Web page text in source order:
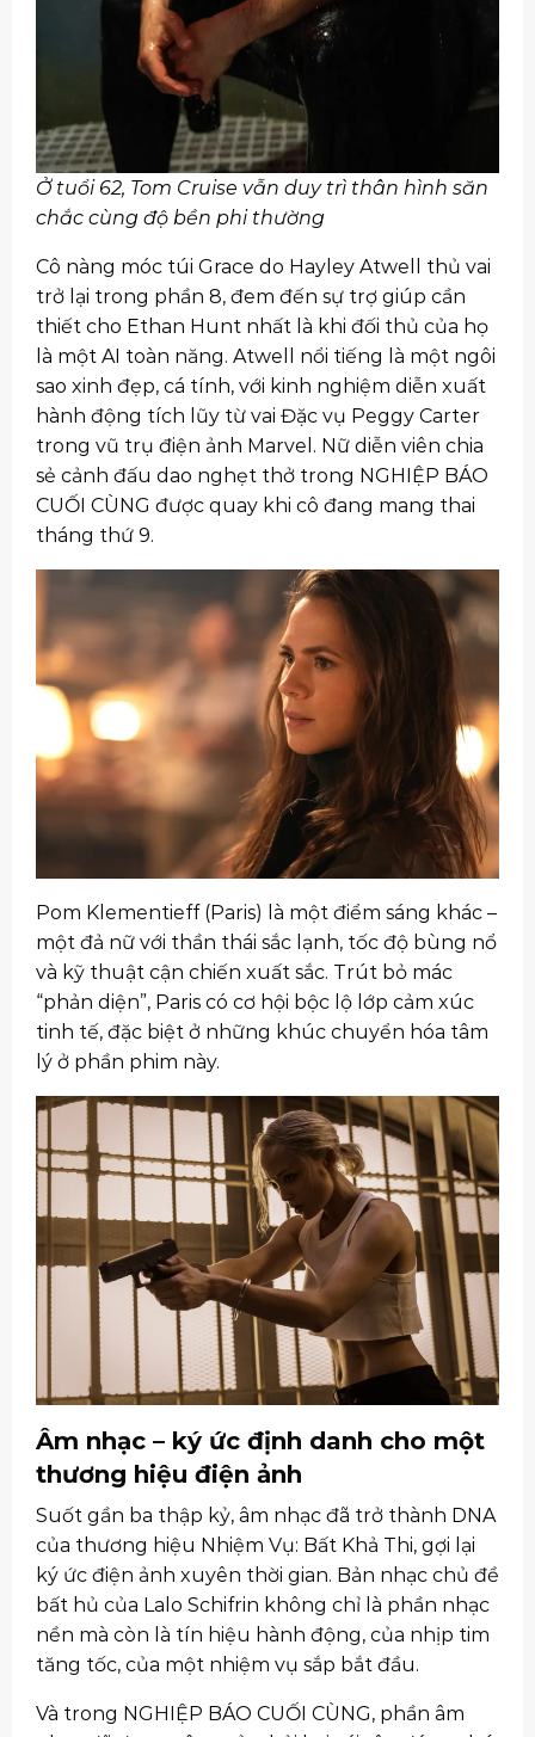
Ở tuổi 62, Tom Cruise vẫn duy trì thân hình săn
chắc cùng độ bền phi thường
Cô nàng móc túi Grace do Hayley Atwell thủ vai
trở lại trong phần 8, đem đến sự trợ giúp cần
thiết cho Ethan Hunt nhất là khi đối thủ của họ
là một AI toàn năng. Atwell nổi tiếng là một ngôi
sao xinh đẹp, cá tính, với kinh nghiệm diễn xuất
hành động tích lũy từ vai Đặc vụ Peggy Carter
trong vũ trụ điện ảnh Marvel. Nữ diễn viên chia
sẻ cảnh đấu dao nghẹt thở trong NGHIỆP BÁO
CUỐI CÙNG được quay khi cô đang mang thai
tháng thứ 9.
Pom Klementieff (Paris) là một điểm sáng khác –
một đả nữ với thần thái sắc lạnh, tốc độ bùng nổ
và kỹ thuật cận chiến xuất sắc. Trút bỏ mác
“phản diện”, Paris có cơ hội bộc lộ lớp cảm xúc
tinh tế, đặc biệt ở những khúc chuyển hóa tâm
lý ở phần phim này.
Âm nhạc – ký ức định danh cho một
thương hiệu điện ảnh
Suốt gần ba thập kỷ, âm nhạc đã trở thành DNA
của thương hiệu Nhiệm Vụ: Bất Khả Thi, gợi lại
ký ức điện ảnh xuyên thời gian. Bản nhạc chủ đề
bất hủ của Lalo Schifrin không chỉ là phần nhạc
nền mà còn là tín hiệu hành động, của nhịp tim
tăng tốc, của một nhiệm vụ sắp bắt đầu.
Và trong NGHIỆP BÁO CUỐI CÙNG, phần âm